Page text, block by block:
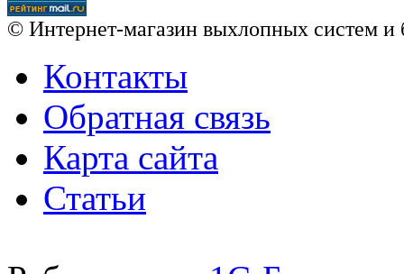
© Интернет-магазин выхлопных систем и
Контакты
Обратная связь
Карта сайта
Статьи